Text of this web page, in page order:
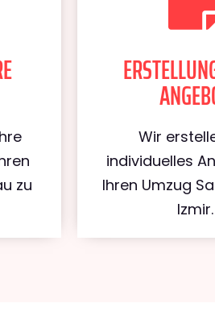
zu
Wir
individuelles
Ihren Umzug
Izmir.